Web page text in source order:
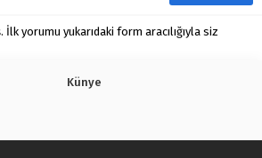
İlk yorumu yukarıdaki form aracılığıyla siz
Künye